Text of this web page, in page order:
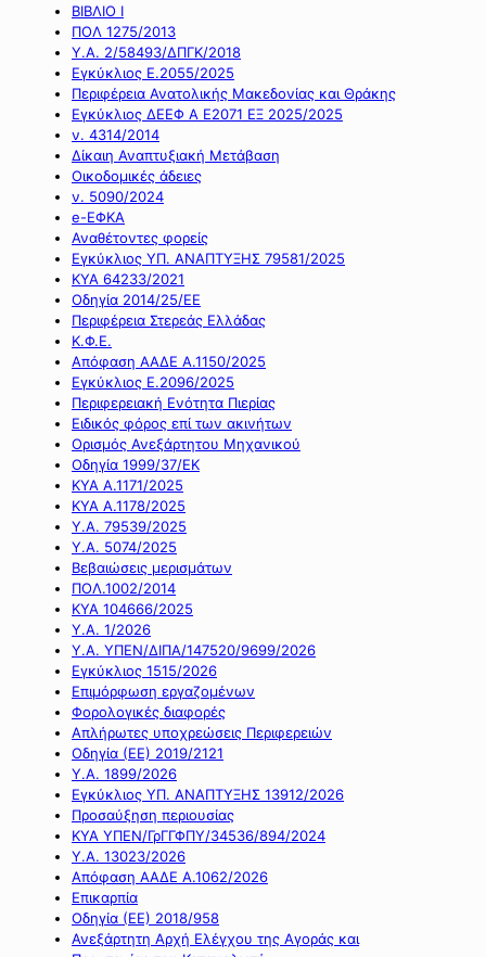
ΒΙΒΛΙΟ Ι
ΠΟΛ 1275/2013
Υ.Α. 2/58493/ΔΠΓΚ/2018
Εγκύκλιος Ε.2055/2025
Περιφέρεια Ανατολικής Μακεδονίας και Θράκης
Εγκύκλιος ΔΕΕΦ Α Ε2071 ΕΞ 2025/2025
ν. 4314/2014
Δίκαιη Αναπτυξιακή Μετάβαση
Οικοδομικές άδειες
ν. 5090/2024
e-ΕΦΚΑ
Αναθέτοντες φορείς
Εγκύκλιος ΥΠ. ΑΝΑΠΤΥΞΗΣ 79581/2025
ΚΥΑ 64233/2021
Οδηγία 2014/25/ΕΕ
Περιφέρεια Στερεάς Ελλάδας
Κ.Φ.Ε.
Απόφαση ΑΑΔΕ Α.1150/2025
Εγκύκλιος Ε.2096/2025
Περιφερειακή Ενότητα Πιερίας
Ειδικός φόρος επί των ακινήτων
Ορισμός Ανεξάρτητου Μηχανικού
Οδηγία 1999/37/ΕΚ
ΚΥΑ Α.1171/2025
ΚΥΑ Α.1178/2025
Υ.Α. 79539/2025
Υ.Α. 5074/2025
Βεβαιώσεις μερισμάτων
ΠΟΛ.1002/2014
ΚΥΑ 104666/2025
Υ.Α. 1/2026
Υ.Α. ΥΠΕΝ/ΔΙΠΑ/147520/9699/2026
Εγκύκλιος 1515/2026
Επιμόρφωση εργαζομένων
Φορολογικές διαφορές
Απλήρωτες υποχρεώσεις Περιφερειών
Οδηγία (ΕΕ) 2019/2121
Υ.Α. 1899/2026
Εγκύκλιος ΥΠ. ΑΝΑΠΤΥΞΗΣ 13912/2026
Προσαύξηση περιουσίας
ΚΥΑ ΥΠΕΝ/ΓρΓΓΦΠΥ/34536/894/2024
Υ.Α. 13023/2026
Απόφαση ΑΑΔΕ Α.1062/2026
Επικαρπία
Οδηγία (ΕΕ) 2018/958
Ανεξάρτητη Αρχή Ελέγχου της Αγοράς και